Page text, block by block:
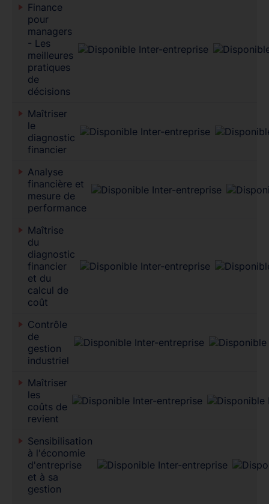
Finance
pour
managers
- Les
meilleures
pratiques
de
décisions
Maîtriser
le
diagnostic
financier
Analyse
financière et
mesure de
performance
Maîtrise
du
diagnostic
financier
et du
calcul de
coût
Contrôle
de
gestion
industriel
Maîtriser
les
coûts de
revient
Sensibilisation
à l'économie
d'entreprise
et à sa
gestion